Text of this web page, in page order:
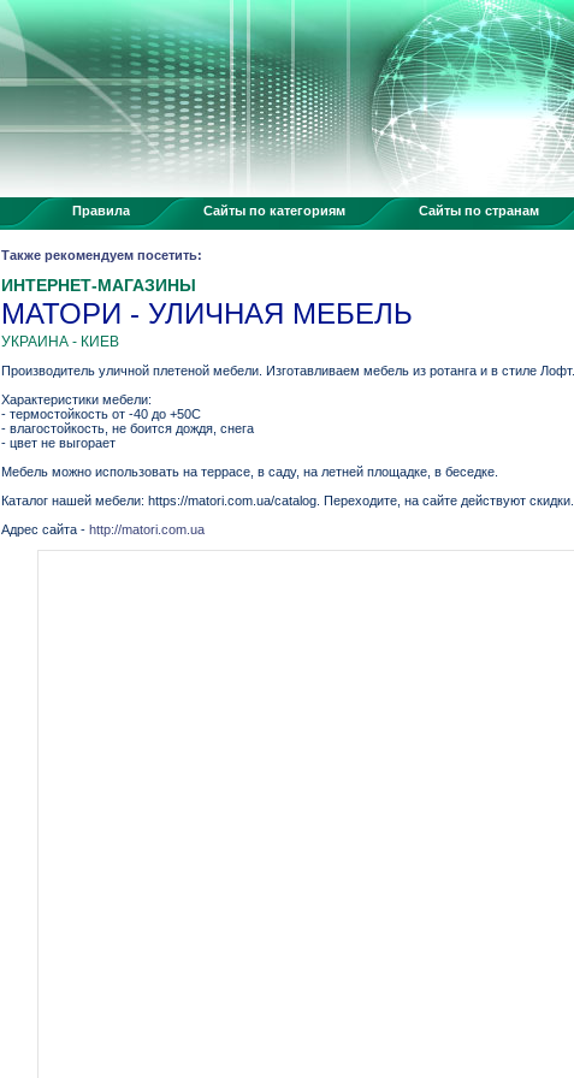
Правила Сайты по категориям Сайты по странам
Также рекомендуем посетить:
ИНТЕРНЕТ-МАГАЗИНЫ
МАТОРИ - УЛИЧНАЯ МЕБЕЛЬ
УКРАИНА - КИЕВ
Производитель уличной плетеной мебели. Изготавливаем мебель из ротанга и в стиле Лофт.
Характеристики мебели:
- термостойкость от -40 до +50С
- влагостойкость, не боится дождя, снега
- цвет не выгорает
Мебель можно использовать на террасе, в саду, на летней площадке, в беседке.
Каталог нашей мебели: https://matori.com.ua/catalog. Переходите, на сайте действуют скидки.
Адрес сайта - http://matori.com.ua